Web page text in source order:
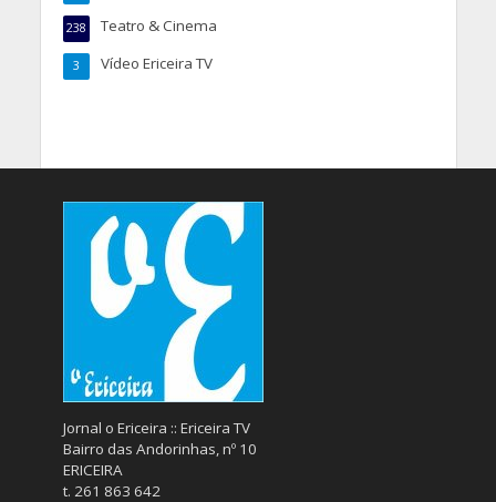
Teatro & Cinema
238
Vídeo Ericeira TV
3
Jornal o Ericeira :: Ericeira TV
Bairro das Andorinhas, nº 10
ERICEIRA
t. 261 863 642